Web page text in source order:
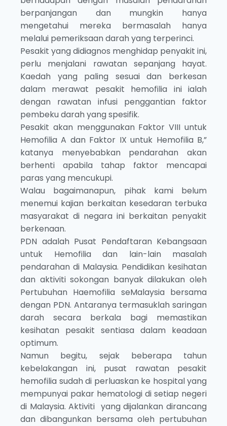
berpanjangan dan mungkin hanya
mengetahui mereka bermasalah hanya
melalui pemeriksaan darah yang terperinci.
Pesakit yang didiagnos menghidap penyakit ini,
perlu menjalani rawatan sepanjang hayat.
Kaedah yang paling sesuai dan berkesan
dalam merawat pesakit hemofilia ini ialah
dengan rawatan infusi penggantian faktor
pembeku darah yang spesifik.
Pesakit akan menggunakan Faktor VIII untuk
Hemofilia A dan Faktor IX untuk Hemofilia B,”
katanya menyebabkan pendarahan akan
berhenti apabila tahap faktor mencapai
paras yang mencukupi.
Walau bagaimanapun, pihak kami belum
menemui kajian berkaitan kesedaran terbuka
masyarakat di negara ini berkaitan penyakit
berkenaan.
PDN adalah Pusat Pendaftaran Kebangsaan
untuk Hemofilia dan lain-lain masalah
pendarahan di Malaysia. Pendidikan kesihatan
dan aktiviti sokongan banyak dilakukan oleh
Pertubuhan Haemofilia seMalaysia bersama
dengan PDN. Antaranya termasuklah saringan
darah secara berkala bagi memastikan
kesihatan pesakit sentiasa dalam keadaan
optimum.
Namun begitu, sejak beberapa tahun
kebelakangan ini, pusat rawatan pesakit
hemofilia sudah di perluaskan ke hospital yang
mempunyai pakar hematologi di setiap negeri
di Malaysia. Aktiviti yang dijalankan dirancang
dan dibangunkan bersama oleh pertubuhan